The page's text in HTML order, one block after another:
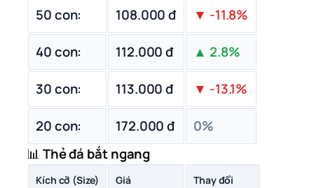
50 con: 108.000 đ ▼ -11.8%
40 con: 112.000 đ ▲ 2.8%
30 con: 113.000 đ ▼ -13.1%
20 con: 172.000 đ
0%
📊Thẻ đá bắt ngang
Kích cỡ (Size) Giá Thay đổi